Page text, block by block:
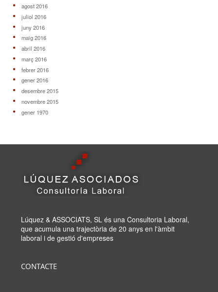
agost 2016
juliol 2016
juny 2016
maig 2016
abril 2016
març 2016
febrer 2016
gener 2016
desembre 2015
novembre 2015
gener 1970
Lúquez & ASSOCIATS, SL és una Consultoria Laboral,
que acumula una trajectòria de 20 anys en l'àmbit
laboral i de gestió d'empreses
CONTACTE